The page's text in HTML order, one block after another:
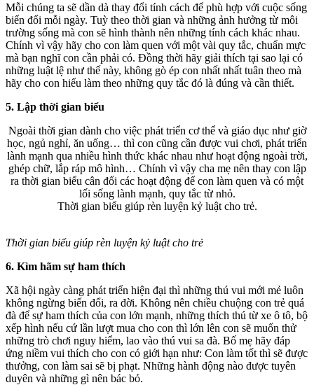
Mỗi chúng ta sẽ dần dà thay đổi tính cách để phù hợp với cuộc sống
biến đổi mỗi ngày. Tuỳ theo thời gian và những ảnh hưởng từ môi
trường sống mà con sẽ hình thành nên những tính cách khác nhau.
Chính vì vậy hãy cho con làm quen với một vài quy tắc, chuẩn mực
mà bạn nghĩ con cần phải có. Đồng thời hãy giải thích tại sao lại có
những luật lệ như thế này, không gò ép con nhất nhất tuân theo mà
hãy cho con hiểu làm theo những quy tắc đó là đúng và cần thiết.
5. Lập thời gian biểu
Ngoài thời gian dành cho việc phát triển cơ thể và giáo dục như giờ
học, ngủ nghỉ, ăn uống… thì con cũng cần được vui chơi, phát triển
lành mạnh qua nhiều hình thức khác nhau như hoạt động ngoài trời,
ghép chữ, lắp ráp mô hình… Chính vì vậy cha mẹ nên thay con lập
ra thời gian biểu cân đối các hoạt động để con làm quen và có một
lối sống lành mạnh, quy tắc từ nhỏ.
Thời gian biểu giúp rèn luyện kỷ luật cho trẻ.
Thời gian biểu giúp rèn luyện kỷ luật cho trẻ
6. Kìm hãm sự ham thích
Xã hội ngày càng phát triển hiện đại thì những thú vui mới mẻ luôn
không ngừng biến đổi, ra đời. Không nên chiều chuộng con trẻ quá
đà để sự ham thích của con lớn mạnh, những thích thú từ xe ô tô, bộ
xếp hình nếu cứ lần lượt mua cho con thì lớn lên con sẽ muốn thử
những trò chơi nguy hiểm, lao vào thú vui sa đà. Bố mẹ hãy đáp
ứng niềm vui thích cho con có giới hạn như: Con làm tốt thì sẽ được
thưởng, con làm sai sẽ bị phạt. Những hành động nào được tuyên
duyên và những gì nên bác bỏ.